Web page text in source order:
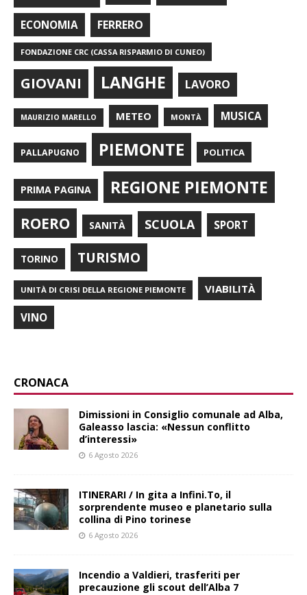
ECONOMIA FERRERO
FONDAZIONE CRC (CASSA RISPARMIO DI CUNEO)
GIOVANI LANGHE LAVORO
MAURIZIO MARELLO METEO MONTÀ MUSICA
PALLAPUGNO PIEMONTE POLITICA
PRIMA PAGINA REGIONE PIEMONTE
ROERO SANITÀ SCUOLA SPORT
TORINO TURISMO
UNITÀ DI CRISI DELLA REGIONE PIEMONTE VIABILITÀ
VINO
CRONACA
Dimissioni in Consiglio comunale ad Alba,
Galeasso lascia: «Nessun conflitto
d’interessi»
6 Agosto 2026
ITINERARI / In gita a Infini.To, il
sorprendente museo e planetario sulla
collina di Pino torinese
6 Agosto 2026
Incendio a Valdieri, trasferiti per
precauzione gli scout dell’Alba 7